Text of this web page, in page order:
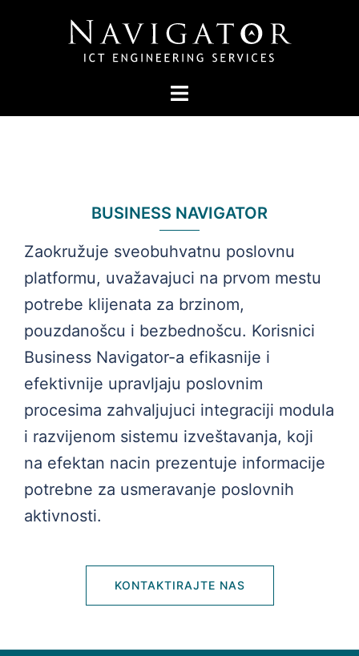
Toggle
BUSINESS NAVIGATOR
Zaokružuje sveobuhvatnu poslovnu
platformu, uvažavajuci na prvom mestu
potrebe klijenata za brzinom,
pouzdanošcu i bezbednošcu. Korisnici
Business Navigator-a efikasnije i
efektivnije upravljaju poslovnim
procesima zahvaljujuci integraciji modula
i razvijenom sistemu izveštavanja, koji
na efektan nacin prezentuje informacije
potrebne za usmeravanje poslovnih
aktivnosti.
KONTAKTIRAJTE NAS